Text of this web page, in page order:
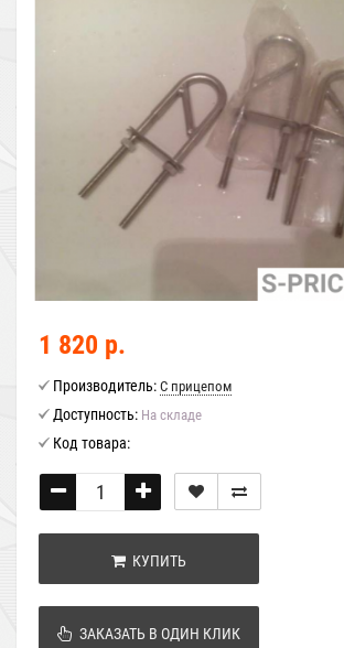
1 820 р.
Производитель: С прицепом
Доступность: На складе
Код товара:
КУПИТЬ
ЗАКАЗАТЬ В ОДИН КЛИК